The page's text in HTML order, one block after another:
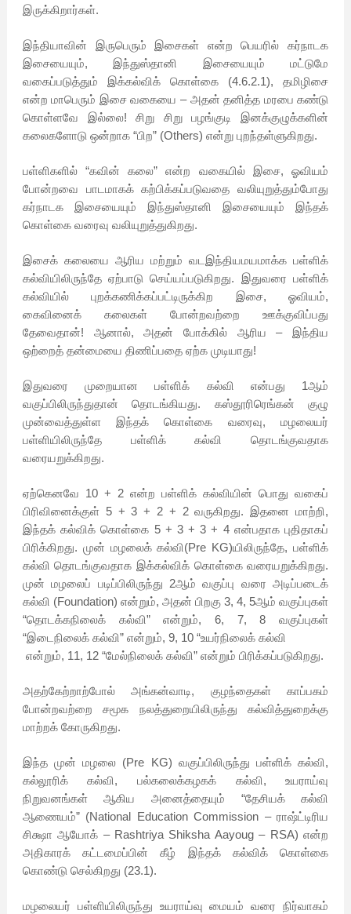
இருக்கிறார்கள்.
இந்தியாவின் இருபெரும் இசைகள் என்ற பெயரில் கர்நாடக
இசையையும், இந்துஸ்தானி இசையையும் மட்டுமே
வகைப்படுத்தும் இக்கல்விக் கொள்கை (4.6.2.1), தமிழிசை
என்ற மாபெரும் இசை வகையை – அதன் தனித்த மரபை கண்டு
கொள்ளவே இல்லை! சிறு சிறு பழங்குடி இனக்குழுக்களின்
கலைகளோடு ஒன்றாக “பிற” (Others) என்று புறந்தள்ளுகிறது.
பள்ளிகளில் “கவின் கலை” என்ற வகையில் இசை, ஓவியம்
போன்றவை பாடமாகக் கற்பிக்கப்படுவதை வலியுறுத்தும்போது
கர்நாடக இசையையும் இந்துஸ்தானி இசையையும் இந்தக்
கொள்கை வரைவு வலியுறுத்துகிறது.
இசைக் கலையை ஆரிய மற்றும் வடஇந்தியமயமாக்க பள்ளிக்
கல்வியிலிருந்தே ஏற்பாடு செய்யப்படுகிறது. இதுவரை பள்ளிக்
கல்வியில் புறக்கணிக்கப்பட்டிருக்கிற இசை, ஓவியம்,
கைவினைக் கலைகள் போன்றவற்றை ஊக்குவிப்பது
தேவைதான்! ஆனால், அதன் போக்கில் ஆரிய – இந்திய
ஒற்றைத் தன்மையை திணிப்பதை ஏற்க முடியாது!
இதுவரை முறையான பள்ளிக் கல்வி என்பது 1ஆம்
வகுப்பிலிருந்துதான் தொடங்கியது. கஸ்தூரிரெங்கன் குழு
முன்வைத்துள்ள இந்தக் கொள்கை வரைவு, மழலையர்
பள்ளியிலிருந்தே பள்ளிக் கல்வி தொடங்குவதாக
வரையறுக்கிறது.
ஏற்கெனவே 10 + 2 என்ற பள்ளிக் கல்வியின் பொது வகைப்
பிரிவினைக்குள் 5 + 3 + 2 + 2 வருகிறது. இதனை மாற்றி,
இந்தக் கல்விக் கொள்கை 5 + 3 + 3 + 4 என்பதாக புதிதாகப்
பிரிக்கிறது. முன் மழலைக் கல்வி(Pre KG)யிலிருந்தே, பள்ளிக்
கல்வி தொடங்குவதாக இக்கல்விக் கொள்கை வரையறுக்கிறது.
முன் மழலைப் படிப்பிலிருந்து 2ஆம் வகுப்பு வரை அடிப்படைக்
கல்வி (Foundation) என்றும், அதன் பிறகு 3, 4, 5ஆம் வகுப்புகள்
“தொடக்கநிலைக் கல்வி” என்றும், 6, 7, 8 வகுப்புகள்
“இடைநிலைக் கல்வி” என்றும், 9, 10 “உயர்நிலைக் கல்வி
என்றும், 11, 12 “மேல்நிலைக் கல்வி” என்றும் பிரிக்கப்படுகிறது.
அதற்கேற்றாற்போல் அங்கன்வாடி, குழந்தைகள் காப்பகம்
போன்றவற்றை சமூக நலத்துறையிலிருந்து கல்வித்துறைக்கு
மாற்றக் கோருகிறது.
இந்த முன் மழலை (Pre KG) வகுப்பிலிருந்து பள்ளிக் கல்வி,
கல்லூரிக் கல்வி, பல்கலைக்கழகக் கல்வி, உயராய்வு
நிறுவனங்கள் ஆகிய அனைத்தையும் “தேசியக் கல்வி
ஆணையம்” (National Education Commission – ராஷ்ட்டிரிய
சிக்ஷா ஆயோக் – Rashtriya Shiksha Aayoug – RSA) என்ற
அதிகாரக் கட்டமைப்பின் கீழ் இந்தக் கல்விக் கொள்கை
கொண்டு செல்கிறது (23.1).
மழலையர் பள்ளியிலிருந்து உயராய்வு மையம் வரை நிர்வாகம்